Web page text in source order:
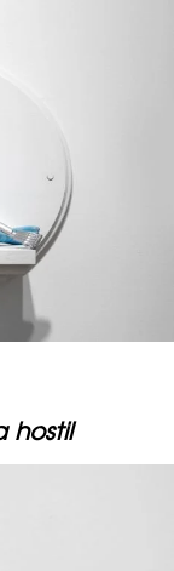
hostil